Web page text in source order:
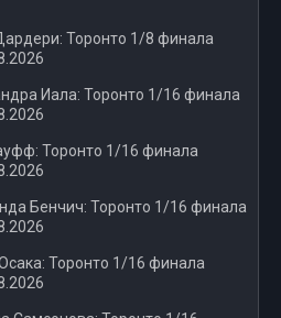
Торонто 1/8 финала
Иала: Торонто 1/16 финала
Торонто 1/16 финала
Бенчич: Торонто 1/16 финала
Торонто 1/16 финала